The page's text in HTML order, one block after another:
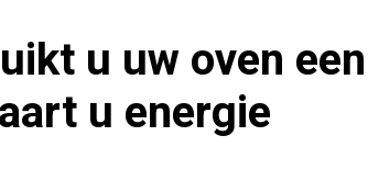
u uw oven
u energie